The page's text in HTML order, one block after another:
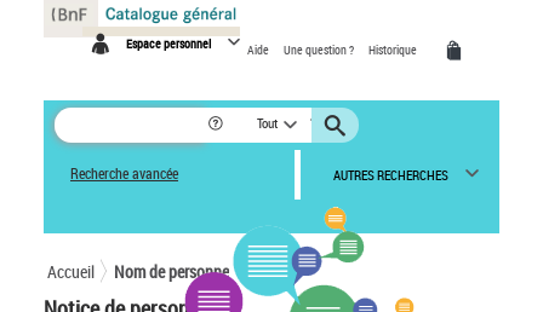
Espace personnel Aide Une question ? Historique
Tout
Recherche avancée AUTRES RECHERCHES
Accueil Nom de personne
Panneau de gestion des cookies